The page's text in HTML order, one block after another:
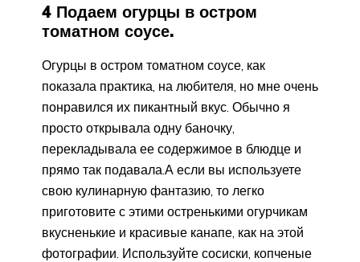
4 Подаем огурцы в остром
томатном соусе.
Огурцы в остром томатном соусе, как
показала практика, на любителя, но мне очень
понравился их пикантный вкус. Обычно я
просто открывала одну баночку,
перекладывала ее содержимое в блюдце и
прямо так подавала.А если вы используете
свою кулинарную фантазию, то легко
приготовите с этими остренькими огурчикам
вкусненькие и красивые канапе, как на этой
фотографии. Используйте сосиски, копченые